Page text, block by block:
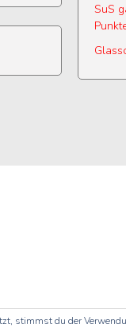
SuS
stimmst du der